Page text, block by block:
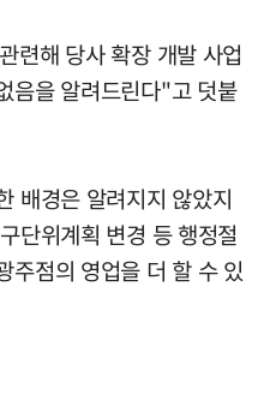
련해 당사 확장 개발 사업
음을 알려드린다"고 덧붙
배경은 알려지지 않았지
단위계획 변경 등 행정절
주점의 영업을 더 할 수 있